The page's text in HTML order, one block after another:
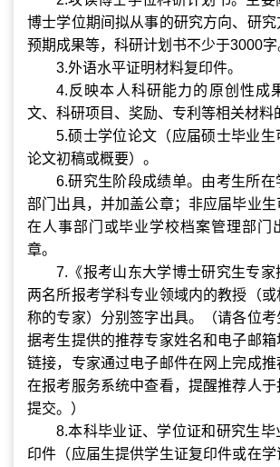
博士学位期间拟从事的研究方向、研
预期成果等，科研计划书不少于3000字
3.外语水平证明材料复印件。
4. 反映本人科研能力的原创性成
文、科研项目、奖励、专利等相关材料
5.硕士学位论文（应届硕士毕业生
论文初稿或概要）。
6.研究生阶段成绩单。由考生所在
部门出具，并加盖公章；非应届毕业
在人事部门或毕业学校档案管理部门
章。
7. 《报考山东大学博士研究生专
两名所报考学科专业领域内的教授（
称的专家）分别签字出具。（请各位
据考生提供的推荐专家姓名和电子邮
链接，专家通过电子邮件在网上完成
在报考服务系统中查看，提醒推荐人
提交。）
8.本科毕业证、学位证和研究生毕
印件（应届生提供学生证复印件或在